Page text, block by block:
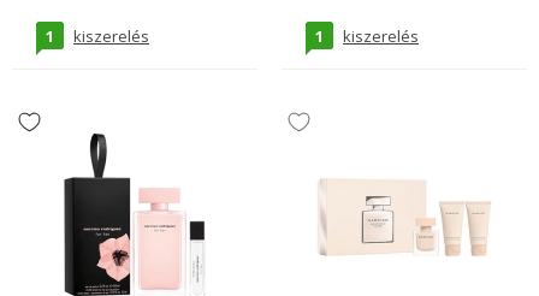
1 kiszerelés 1 kiszerelés